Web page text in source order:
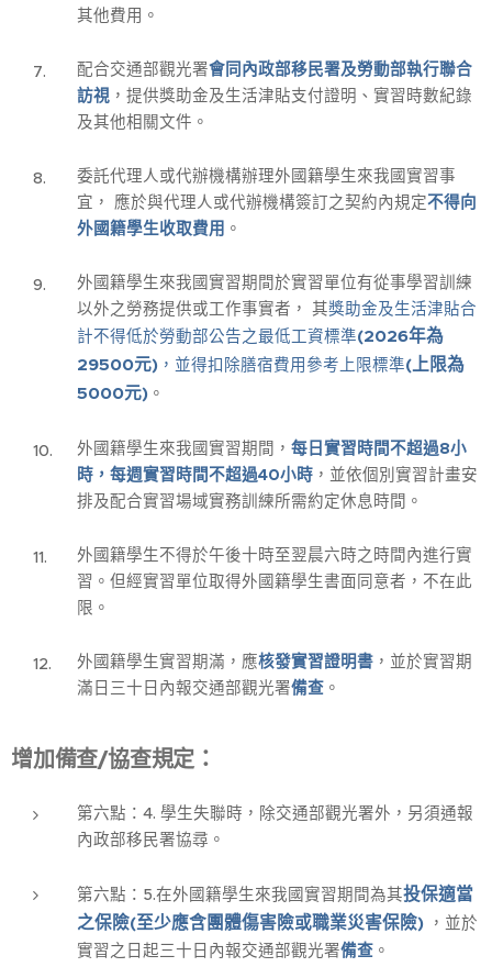
其他費用。
配合交通部觀光署會同內政部移民署及勞動部執行聯合
訪視 ，提供獎助金及生活津貼支付證明、實習時數紀錄
及其他相關文件。
委託代理人或代辦機構辦理外國籍學生來我國實習事
宜， 應於與代理人或代辦機構簽訂之契約內規定不得向
外國籍學生收取費用 。
外國籍學生來我國實習期間於實習單位有從事學習訓練
以外之勞務提供或工作事實者， 其獎助金及生活津貼合
計不得低於勞動部公告之最低工資標準(2026年為
29500元) ，並得扣除膳宿費用參考上限標準(上限為
5000元) 。
外國籍學生來我國實習期間， 每日實習時間不超過8小
時，每週實習時間不超過40小時 ，並依個別實習計畫安
排及配合實習場域實務訓練所需約定休息時間。
外國籍學生不得於午後十時至翌晨六時之時間內進行實
習。但經實習單位取得外國籍學生書面同意者，不在此
限。
外國籍學生實習期滿，應核發實習證明書 ，並於實習期
滿日三十日內報交通部觀光署備查 。
增加備查/協查規定：
第六點：4. 學生失聯時，除交通部觀光署外，另須通報
內政部移民署協尋。
第六點：5.在外國籍學生來我國實習期間為其投保適當
之保險(至少應含團體傷害險或職業災害保險) ，並於
實習之日起三十日內報交通部觀光署備查 。